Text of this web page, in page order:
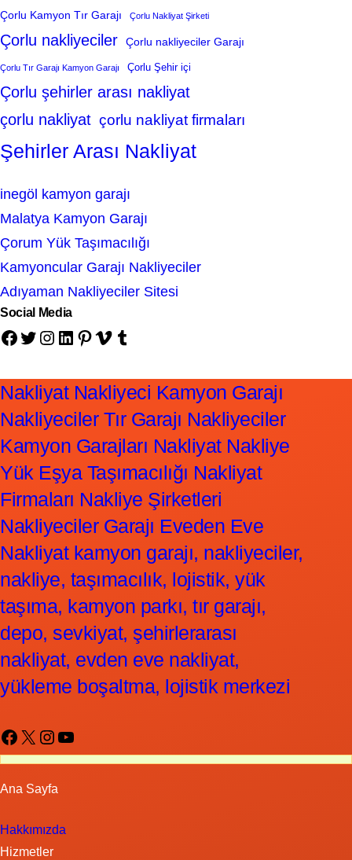
Çorlu Kamyon Tır Garajı Çorlu Nakliyat Şirketi
Çorlu nakliyeciler Çorlu nakliyeciler Garajı
Çorlu Tır Garajı Kamyon Garajı Çorlu Şehir içi
Çorlu şehirler arası nakliyat
çorlu nakliyat çorlu nakliyat firmaları
Şehirler Arası Nakliyat
inegöl kamyon garajı
Malatya Kamyon Garajı
Çorum Yük Taşımacılığı
Kamyoncular Garajı Nakliyeciler
Adıyaman Nakliyeciler Sitesi
Social Media
Facebook Twitter Instagram LinkedIn Pinterest Vimeo Tumblr
Nakliyat Nakliyeci Kamyon Garajı
Nakliyeciler Tır Garajı Nakliyeciler
Kamyon Garajları Nakliyat Nakliye
Yük Eşya Taşımacılığı Nakliyat
Firmaları Nakliye Şirketleri
Nakliyeciler Garajı Eveden Eve
Nakliyat kamyon garajı, nakliyeciler,
nakliye, taşımacılık, lojistik, yük
taşıma, kamyon parkı, tır garajı,
depo, sevkiyat, şehirlerarası
nakliyat, evden eve nakliyat,
yükleme boşaltma, lojistik merkezi
Facebook X Instagram YouTube
Ana Sayfa
Hakkımızda
Hizmetler